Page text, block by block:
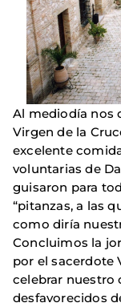
Al mediodía nos
Virgen de la
excelente
voluntarias de
guisaron para
“pitanzas, a las
como diría
Concluimos la
por el sacerdote
celebrar nuestro
desfavorecidos